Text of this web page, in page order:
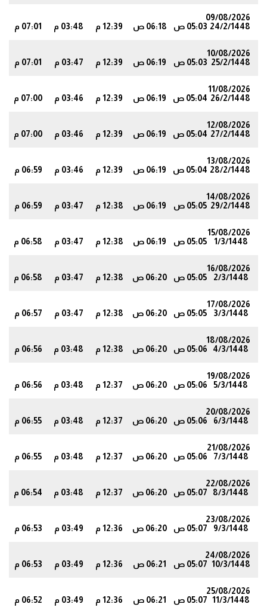
09/08/2026
24/2/1448 05:03 ص 06:18 ص 12:39 م 03:48 م 07:01 م
10/08/2026
25/2/1448 05:03 ص 06:19 ص 12:39 م 03:47 م 07:01 م
11/08/2026
26/2/1448 05:04 ص 06:19 ص 12:39 م 03:46 م 07:00 م
12/08/2026
27/2/1448 05:04 ص 06:19 ص 12:39 م 03:46 م 07:00 م
13/08/2026
28/2/1448 05:04 ص 06:19 ص 12:39 م 03:46 م 06:59 م
14/08/2026
29/2/1448 05:05 ص 06:19 ص 12:38 م 03:47 م 06:59 م
15/08/2026
1/3/1448
05:05 ص 06:19 ص 12:38 م 03:47 م 06:58 م
16/08/2026
2/3/1448
05:05 ص 06:20 ص 12:38 م 03:47 م 06:58 م
17/08/2026
3/3/1448
05:05 ص 06:20 ص 12:38 م 03:47 م 06:57 م
18/08/2026
4/3/1448
05:06 ص 06:20 ص 12:38 م 03:48 م 06:56 م
19/08/2026
5/3/1448
05:06 ص 06:20 ص 12:37 م 03:48 م 06:56 م
20/08/2026
6/3/1448
05:06 ص 06:20 ص 12:37 م 03:48 م 06:55 م
21/08/2026
7/3/1448
05:06 ص 06:20 ص 12:37 م 03:48 م 06:55 م
22/08/2026
8/3/1448
05:07 ص 06:20 ص 12:37 م 03:48 م 06:54 م
23/08/2026
9/3/1448
05:07 ص 06:20 ص 12:36 م 03:49 م 06:53 م
24/08/2026
10/3/1448 05:07 ص 06:21 ص 12:36 م 03:49 م 06:53 م
25/08/2026
11/3/1448 05:07 ص 06:21 ص 12:36 م 03:49 م 06:52 م